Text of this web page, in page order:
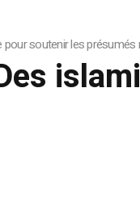
soutenir les présumés